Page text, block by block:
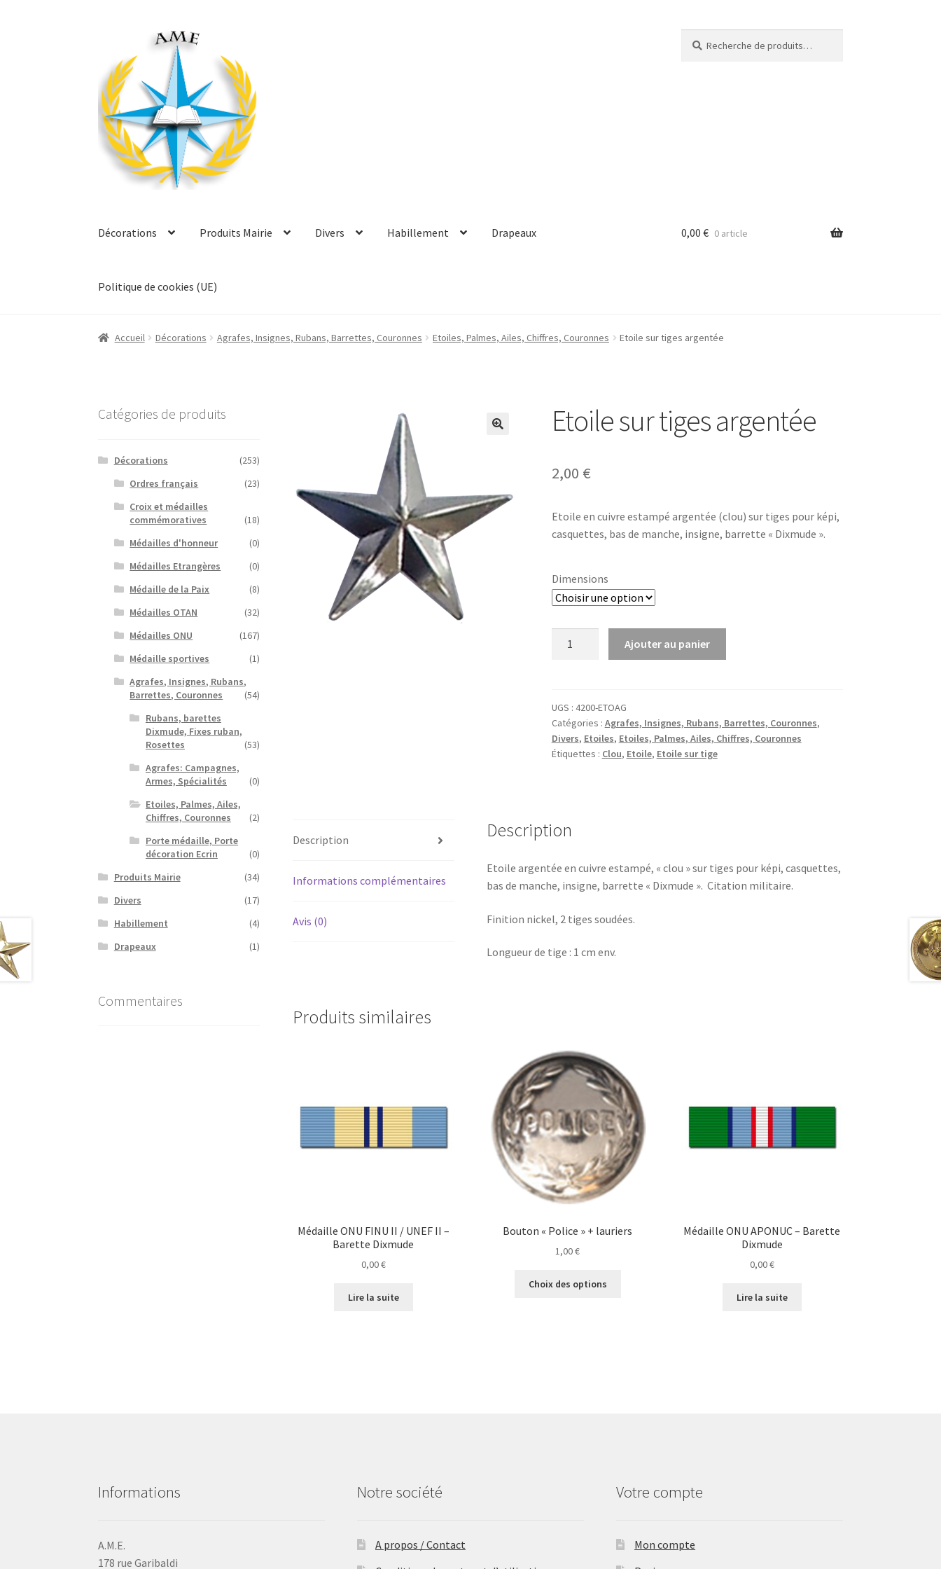
navigation
contenu
pour :
Décorations Produits Mairie Divers Habillement Drapeaux
Politique de cookies (UE)
0,00 € 0 article
Accueil Décorations Agrafes, Insignes, Rubans, Barrettes, Couronnes Etoiles, Palmes, Ailes, Chiffres, Couronnes Etoile sur tiges argentée
Etoile sur tiges argentée
2,00 €
Etoile en cuivre estampé argentée (clou) sur tiges pour képi,
casquettes, bas de manche, insigne, barrette « Dixmude ».
Dimensions
tiges
argentée
Ajouter au panier
UGS : 4200-ETOAG
Catégories : Agrafes, Insignes, Rubans, Barrettes, Couronnes,
Divers, Etoiles, Etoiles, Palmes, Ailes, Chiffres, Couronnes
Étiquettes : Clou, Etoile, Etoile sur tige
Description
Informations complémentaires
Avis (0)
Description
Etoile argentée en cuivre estampé, « clou » sur tiges pour képi, casquettes,
bas de manche, insigne, barrette « Dixmude ». Citation militaire.
Finition nickel, 2 tiges soudées.
Longueur de tige : 1 cm env.
Produits similaires
Médaille ONU FINU II / UNEF II –
Barette Dixmude
0,00€
Lire la suite
Bouton « Police » + lauriers
1,00€
Choix des options
produit
Médaille ONU APONUC – Barette
Dixmude
0,00€
Lire la suite
Catégories de produits
Décorations
(253)
Ordres français
(23)
Croix et médailles
commémoratives
(18)
Médailles d'honneur
(0)
Médailles Etrangères
(0)
Médaille de la Paix
(8)
Médailles OTAN
(32)
Médailles ONU
(167)
Médaille sportives
(1)
Agrafes, Insignes, Rubans,
Barrettes, Couronnes
(54)
Rubans, barettes
Dixmude, Fixes ruban,
Rosettes
(53)
Agrafes: Campagnes,
Armes, Spécialités
(0)
Etoiles, Palmes, Ailes,
Chiffres, Couronnes
(2)
Porte médaille, Porte
décoration Ecrin
(0)
Produits Mairie
(34)
Divers
(17)
Habillement
(4)
Drapeaux
(1)
Commentaires
Informations
A.M.E.
178 rue Garibaldi
Notre société
A propos / Contact
Votre compte
Mon compte